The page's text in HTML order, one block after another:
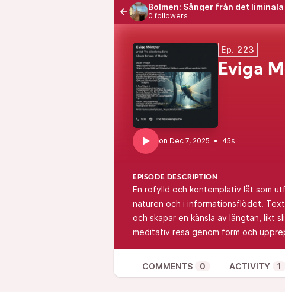
Bolmen: Sånger från det liminala
0 followers
Ep. 223
Eviga
• 45s
EPISODE DESCRIPTION
En rofylld och kontemplativ låt som
naturen och i informationsflödet.
och skapar en känsla av längtan, likt
meditativ resa genom form och
COMMENTS 0 ACTIVITY 1